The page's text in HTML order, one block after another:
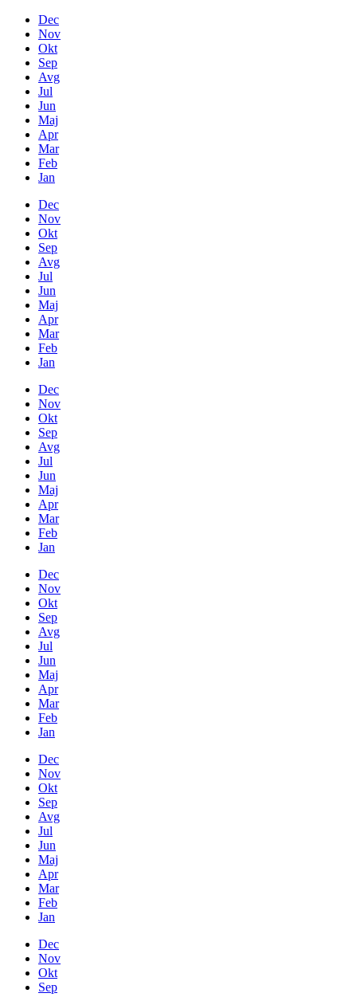
Dec
Nov
Okt
Sep
Avg
Jul
Jun
Maj
Apr
Mar
Feb
Jan
Dec
Nov
Okt
Sep
Avg
Jul
Jun
Maj
Apr
Mar
Feb
Jan
Dec
Nov
Okt
Sep
Avg
Jul
Jun
Maj
Apr
Mar
Feb
Jan
Dec
Nov
Okt
Sep
Avg
Jul
Jun
Maj
Apr
Mar
Feb
Jan
Dec
Nov
Okt
Sep
Avg
Jul
Jun
Maj
Apr
Mar
Feb
Jan
Dec
Nov
Okt
Sep